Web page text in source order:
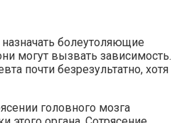
болеутоляющие
могут вызвать зависимость.
почти безрезультатно, хотя
головного мозга